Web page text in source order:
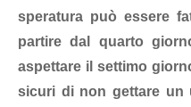
speratura può essere
partire dal quarto
aspettare il settimo
sicuri di non gettare un